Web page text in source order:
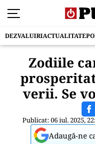
DEZVALUIRIACTUALITATE
Zodiile
verii. Se
Publicat: 06 iul. 2025,
Adaugă-ne